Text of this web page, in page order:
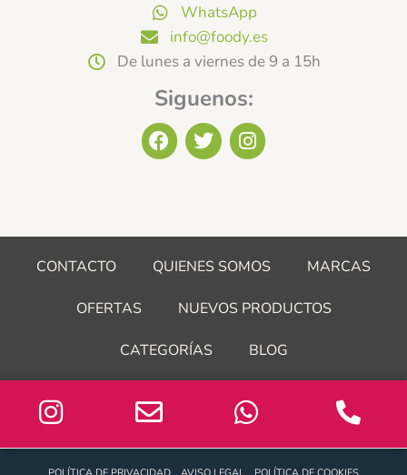
WhatsApp
info@foody.es
De lunes a viernes de 9 a 15h
Siguenos:
F
a
o
k
T
w
e
I
n
g
a
CONTACTO QUIENES SOMOS MARCAS
OFERTAS NUEVOS PRODUCTOS
CATEGORÍAS BLOG